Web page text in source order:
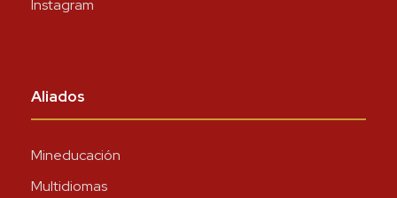
Instagram
Aliados
Mineducación
Multidiomas